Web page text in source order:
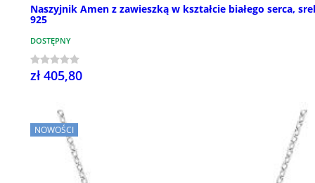
Naszyjnik Amen z zawieszką w kształcie białego serca,
925
DOSTĘPNY
zł 405,80
NOWOŚCI